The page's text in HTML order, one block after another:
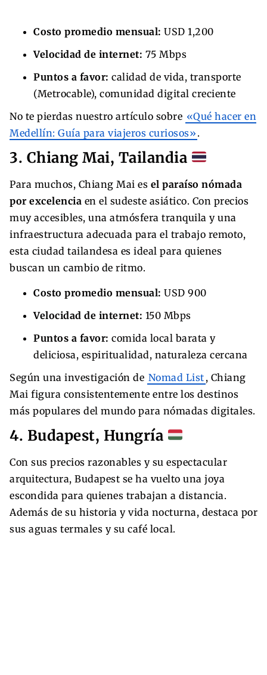
Costo promedio mensual: USD 1,200
Velocidad de internet: 75 Mbps
Puntos a favor: calidad de vida, transporte
(Metrocable), comunidad digital creciente
No te pierdas nuestro artículo sobre «Qué hacer en
Medellín: Guía para viajeros curiosos» .
3. Chiang Mai, Tailandia
Para muchos, Chiang Mai es el paraíso nómada
por excelencia en el sudeste asiático. Con precios
muy accesibles, una atmósfera tranquila y una
infraestructura adecuada para el trabajo remoto,
esta ciudad tailandesa es ideal para quienes
buscan un cambio de ritmo.
Costo promedio mensual: USD 900
Velocidad de internet: 150 Mbps
Puntos a favor: comida local barata y
deliciosa, espiritualidad, naturaleza cercana
Según una investigación de Nomad List , Chiang
Mai figura consistentemente entre los destinos
más populares del mundo para nómadas digitales.
4. Budapest, Hungría
Con sus precios razonables y su espectacular
arquitectura, Budapest se ha vuelto una joya
escondida para quienes trabajan a distancia.
Además de su historia y vida nocturna, destaca por
sus aguas termales y su café local.